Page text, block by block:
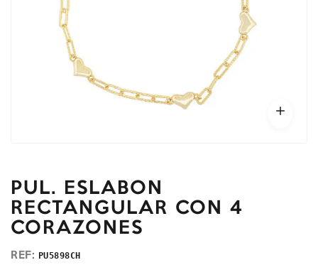
PUL. ESLABON
RECTANGULAR CON 4
CORAZONES
REF: PU5898CH